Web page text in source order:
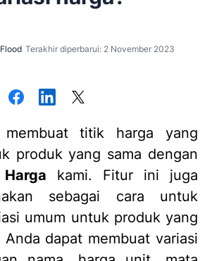
Terakhir diperbarui: 2 November 2023
titik harga yang
produk yang sama dengan
kami. Fitur ini juga
sebagai cara untuk
umum untuk produk yang
Anda dapat membuat variasi